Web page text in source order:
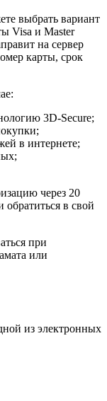
выбрать вариант
Visa и Master
на сервер
карты, срок
3D-Secure;
в интернете;
через 20
обратиться в свой
при
или
из электронных